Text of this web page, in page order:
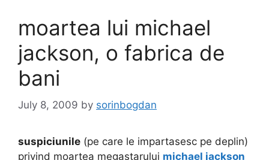
moartea lui michael
jackson, o fabrica de
bani
July 8, 2009 by sorinbogdan
suspiciunile (pe care le impartasesc pe deplin)
privind moartea megastarului michael jackson